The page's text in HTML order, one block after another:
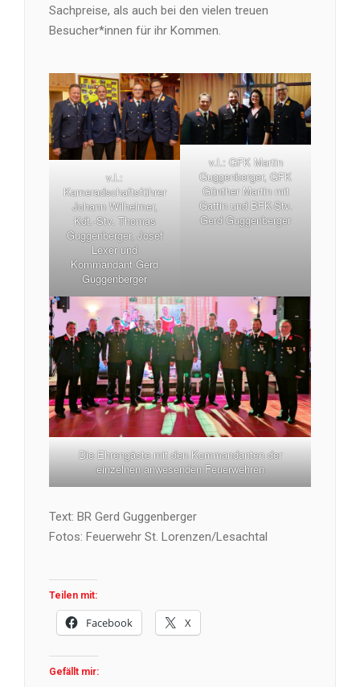
Sachpreise, als auch bei den vielen treuen
Besucher*innen für ihr Kommen.
v.l.:
Kameradschaftsführer
Johann Wilhelmer,
Kdt.-Stv. Thomas
Guggenberger, Josef
Lexer und
Kommandant Gerd
Guggenberger
v.l.: GFK Martin
Guggenberger, GFK
Günther Martin mit
Gattin und BFK-Stv.
Gerd Guggenberger
Die Ehrengäste mit den Kommandanten der
einzelnen anwesenden Feuerwehren
Text: BR Gerd Guggenberger
Fotos: Feuerwehr St. Lorenzen/Lesachtal
Teilen mit:
Facebook X
Gefällt mir: